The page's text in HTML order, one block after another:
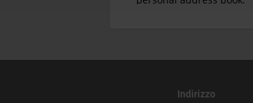
Indirizzo